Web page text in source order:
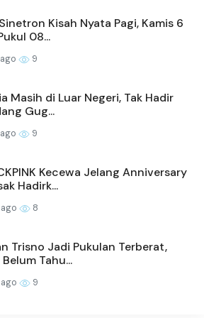
Kisah Nyata Pagi, Kamis 6
08...
9
Masih di Luar Negeri, Tak Hadir
Gug...
9
Kecewa Jelang Anniversary
Hadirk...
8
Trisno Jadi Pukulan Terberat,
Belum Tahu...
9